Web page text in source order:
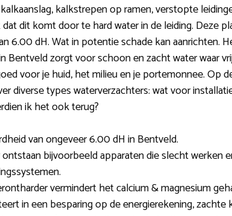
kalkstrepen op ramen, verstopte
dit komt door te hard water in de leiding. Deze
6.00 dH. Wat in potentie schade kan aanrichten.
Bentveld zorgt voor schoon en zacht water waar
voor je huid, het milieu en je portemonnee. Op
diverse types waterverzachters: wat voor
ik het ook terug?
van ongeveer 6.00 dH in Bentveld.
bijvoorbeeld apparaten die slecht werken
vermindert het calcium & magnesium
in een besparing op de energierekening, zachte